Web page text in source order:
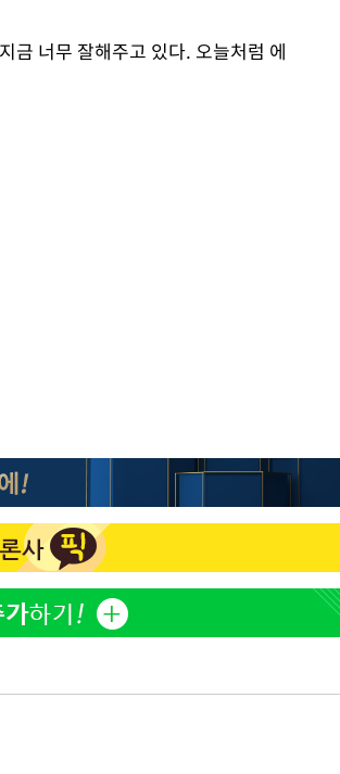
금 너무 잘해주고 있다. 오늘처럼 에